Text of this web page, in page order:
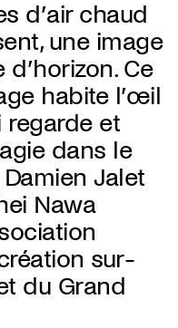
d’air chaud
une image
Ce
habite l’œil
regarde et
dans le
Jalet
Nawa
sur-
du Grand